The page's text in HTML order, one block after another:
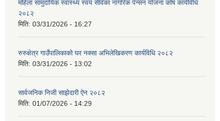
महिला सामुदायिक स्वास्थ्य स्वयं सेविका नागरिक पेन्सन योजना कोष कार्यविधि
२०८२
मिति: 03/31/2026 - 16:27
रुरुक्षेत्र गाउँपालिकाको घर नक्सा अभिलेखिकरण कार्यविधि २०८२
मिति: 03/31/2026 - 13:02
सार्वजनिक निजी साझेदारी ऐन २०८२
मिति: 01/07/2026 - 14:29